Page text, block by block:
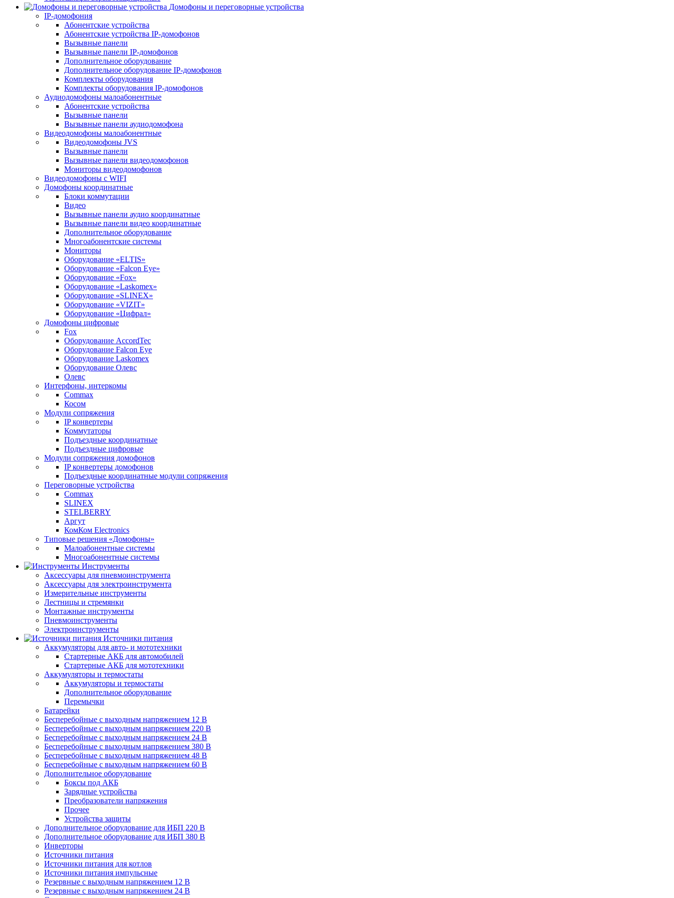
Домофоны и переговорные устройства
IP-домофония
Абонентские устройства
Абонентские устройства IP-домофонов
Вызывные панели
Вызывные панели IP-домофонов
Дополнительное оборудование
Дополнительное оборудование IP-домофонов
Комплекты оборудования
Комплекты оборудования IP-домофонов
Аудиодомофоны малоабонентные
Абонентские устройства
Вызывные панели
Вызывные панели аудиодомофона
Видеодомофоны малоабонентные
Видеодомофоны JVS
Вызывные панели
Вызывные панели видеодомофонов
Мониторы видеодомофонов
Видеодомофоны с WIFI
Домофоны координатные
Блоки коммутации
Видео
Вызывные панели аудио координатные
Вызывные панели видео координатные
Дополнительное оборудование
Многоабонентские системы
Мониторы
Оборудование «ELTIS»
Оборудование «Falcon Eye»
Оборудование «Fox»
Оборудование «Laskomex»
Оборудование «SLINEX»
Оборудование «VIZIT»
Оборудование «Цифрал»
Домофоны цифровые
Fox
Оборудование AccordTec
Оборудование Falcon Eye
Оборудование Laskomex
Оборудование Олевс
Олевс
Интерфоны, интеркомы
Commax
Косом
Модули сопряжения
IP конвертеры
Коммутаторы
Подъездные координатные
Подъездные цифровые
Модули сопряжения домофонов
IP конвертеры домофонов
Подъездные координатные модули сопряжения
Переговорные устройства
Commax
SLINEX
STELBERRY
Аргут
КомКом Electronics
Типовые решения «Домофоны»
Малоабонентные системы
Многоабонентные системы
Инструменты
Аксессуары для пневмоинструмента
Аксессуары для электроинструмента
Измерительные инструменты
Лестницы и стремянки
Монтажные инструменты
Пневмоинструменты
Электроинструменты
Источники питания
Аккумуляторы для авто- и мототехники
Стартерные АКБ для автомобилей
Стартерные АКБ для мототехники
Аккумуляторы и термостаты
Аккумуляторы и термостаты
Дополнительное оборудование
Перемычки
Батарейки
Бесперебойные с выходным напряжением 12 В
Бесперебойные с выходным напряжением 220 В
Бесперебойные с выходным напряжением 24 В
Бесперебойные с выходным напряжением 380 В
Бесперебойные с выходным напряжением 48 В
Бесперебойные с выходным напряжением 60 В
Дополнительное оборудование
Боксы под АКБ
Зарядные устройства
Преобразователи напряжения
Прочее
Устройства защиты
Дополнительное оборудование для ИБП 220 В
Дополнительное оборудование для ИБП 380 В
Инверторы
Источники питания
Источники питания для котлов
Источники питания импульсные
Резервные с выходным напряжением 12 В
Резервные с выходным напряжением 24 В